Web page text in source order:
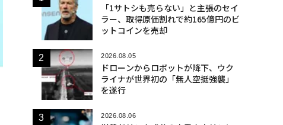
「1サトシも売らない」と主張のセイ
ラー、取得原価割れで約165億円のビ
ットコインを売却
2026.08.05
ドローンからロボットが降下、ウク
ライナが世界初の「無人空挺強襲」
を遂行
2026.08.06